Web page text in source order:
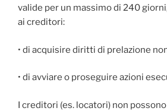
valide per un massimo di 240
ai creditori:
• di acquisire diritti di prelazione
• di avviare o proseguire azioni
I creditori (es. locatori) non